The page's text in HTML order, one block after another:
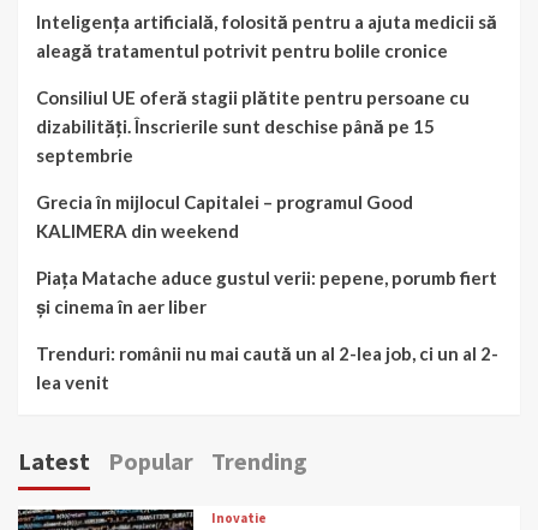
Inteligența artificială, folosită pentru a ajuta medicii să
aleagă tratamentul potrivit pentru bolile cronice
Consiliul UE oferă stagii plătite pentru persoane cu
dizabilități. Înscrierile sunt deschise până pe 15
septembrie
Grecia în mijlocul Capitalei – programul Good
KALIMERA din weekend
Piața Matache aduce gustul verii: pepene, porumb fiert
și cinema în aer liber
Trenduri: românii nu mai caută un al 2-lea job, ci un al 2-
lea venit
Latest Popular Trending
Inovatie